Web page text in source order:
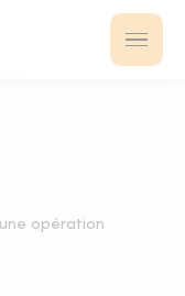
opération